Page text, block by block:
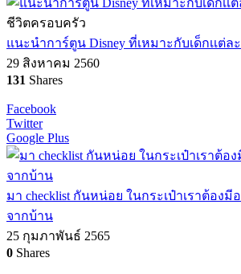
ชีวิตครอบครัว
แนะนำการ์ตูน Disney ที่เหมาะกับเด็กเเต่ล
29 สิงหาคม 2560
131 Shares
Facebook
Twitter
Google Plus
มา checklist กันหน่อย ในกระเป๋าเราต้องมี
จากบ้าน
25 กุมภาพันธ์ 2565
0 Shares